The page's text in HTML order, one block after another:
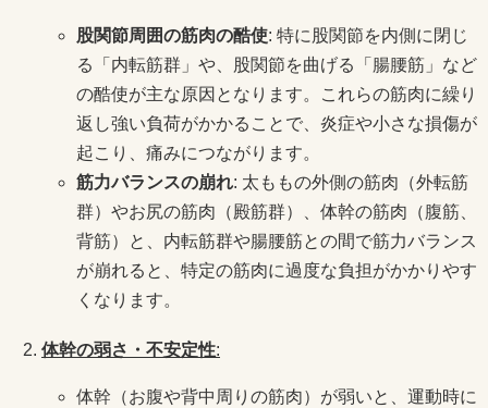
股関節周囲の筋肉の酷使: 特に股関節を内側に閉じ
る「内転筋群」や、股関節を曲げる「腸腰筋」など
の酷使が主な原因となります。これらの筋肉に繰り
返し強い負荷がかかることで、炎症や小さな損傷が
起こり、痛みにつながります。
筋力バランスの崩れ: 太ももの外側の筋肉（外転筋
群）やお尻の筋肉（殿筋群）、体幹の筋肉（腹筋、
背筋）と、内転筋群や腸腰筋との間で筋力バランス
が崩れると、特定の筋肉に過度な負担がかかりやす
くなります。
体幹の弱さ・不安定性:
体幹（お腹や背中周りの筋肉）が弱いと、運動時に